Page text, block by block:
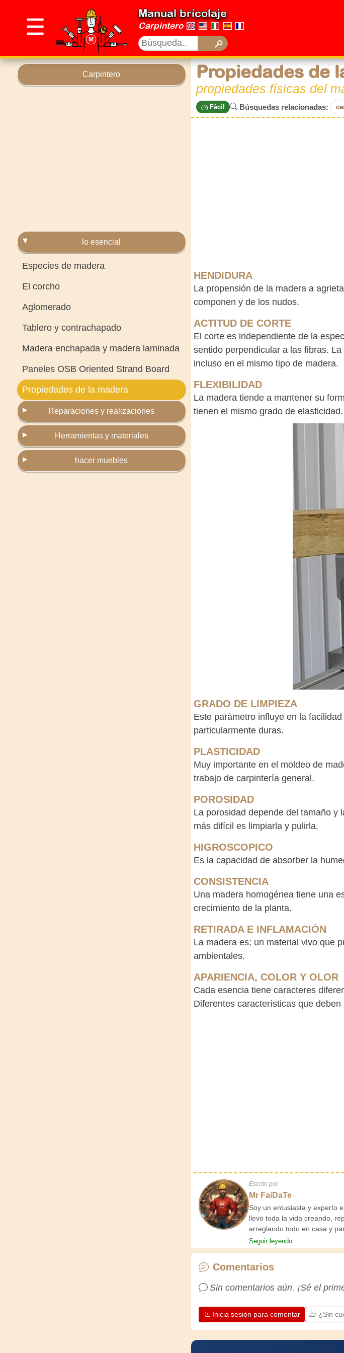
☰
Manual bricolaje
Carpintero
Carpintero
lo esencial
Especies de madera
El corcho
Aglomerado
Tablero y contrachapado
Madera enchapada y madera laminada
Paneles OSB Oriented Strand Board
Propiedades de la madera
Reparaciones y realizaciones
Herramientas y materiales
hacer muebles
Propiedades de
propiedades físicas del
Fácil Búsquedas relacionadas:
HENDIDURA
La propensión de la madera a
componen y de los nudos.
ACTITUD DE CORTE
El corte es independiente de la
sentido perpendicular a las fibras.
incluso en el mismo tipo de madera.
FLEXIBILIDAD
La madera tiende a mantener su
tienen el mismo grado de elasticidad.
GRADO DE LIMPIEZA
Este parámetro influye en la
particularmente duras.
PLASTICIDAD
Muy importante en el moldeo de
trabajo de carpintería general.
POROSIDAD
La porosidad depende del tamaño y
más difícil es limpiarla y pulirla.
HIGROSCOPICO
Es la capacidad de absorber la
CONSISTENCIA
Una madera homogénea tiene una
crecimiento de la planta.
RETIRADA E INFLAMACIÓN
La madera es; un material vivo que
ambientales.
APARIENCIA, COLOR Y OLOR
Cada esencia tiene caracteres
Diferentes características que
Escrito por
Mr FaiDaTe
Soy un entusiasta y experto
llevo toda la vida creando,
arreglando todo en casa y
Mis abuelos me enseñaron lo
pequeño, y desde entonces
Te mantiene activo y alerta, y
profesionales ponen en su
oportunidad para mejorar.
Seguir leyendo
Comentarios
Sin comentarios aún. ¡Sé el
Inicia sesión para comentar ¿Sin